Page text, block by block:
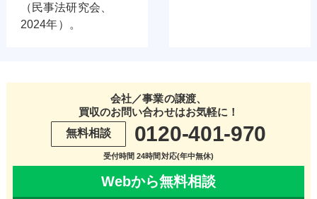
（民事法研究会、
2024年）。
会社／事業の譲渡、
買収のお問い合わせはお気軽に！
無料相談
0120-401-970
受付時間 24時間対応(年中無休)
Webから無料相談